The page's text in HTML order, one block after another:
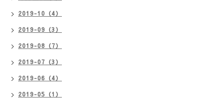
2019-10（4）
2019-09（3）
2019-08（7）
2019-07（3）
2019-06（4）
2019-05（1）